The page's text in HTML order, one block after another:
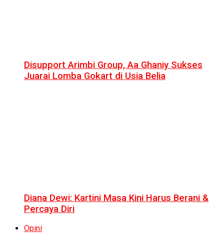
Disupport Arimbi Group, Aa Ghaniy Sukses
Juarai Lomba Gokart di Usia Belia
Diana Dewi: Kartini Masa Kini Harus Berani &
Percaya Diri
Opini